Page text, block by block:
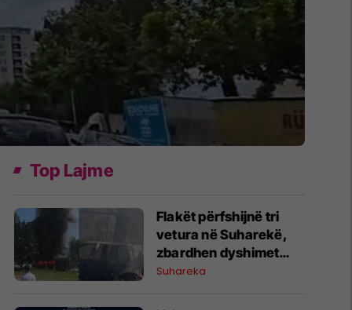
Top Lajme
Flakët përfshijnë tri
vetura në Suharekë,
zbardhen dyshimet
fillestare
Suhareka